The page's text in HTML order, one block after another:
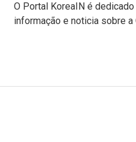
O Portal KoreaIN é
informação e noticia sobre a